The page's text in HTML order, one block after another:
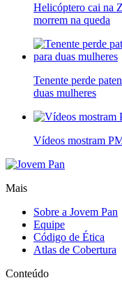
Helicóptero cai na
morrem na queda
Tenente perde
duas mulheres
Vídeos mostram
Mais
Sobre a Jovem Pan
Equipe
Código de Ética
Atlas de Cobertura
Conteúdo